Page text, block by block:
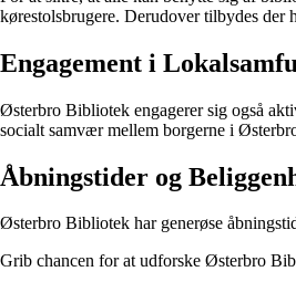
kørestolsbrugere. Derudover tilbydes der
Engagement i
Østerbro Bibliotek engagerer sig også
socialt samvær mellem borgerne i
Åbningstider og
Østerbro Bibliotek har generøse
Grib chancen for at udforske Østerbro